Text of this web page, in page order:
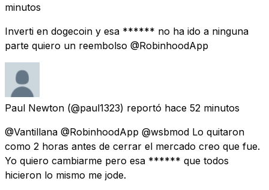
minutos
Inverti en dogecoin y esa ****** no ha ido a ninguna
parte quiero un reembolso @RobinhoodApp
Paul Newton (@paul1323) reportó hace 52 minutos
@Vantillana @RobinhoodApp @wsbmod Lo quitaron
como 2 horas antes de cerrar el mercado creo que fue.
Yo quiero cambiarme pero esa ****** que todos
hicieron lo mismo me jode.